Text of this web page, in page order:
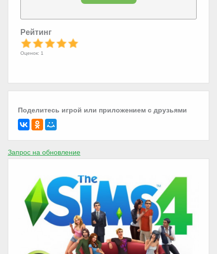
Рейтинг
Оценок: 1
Поделитесь игрой или приложением с друзьями
Запрос на обновление